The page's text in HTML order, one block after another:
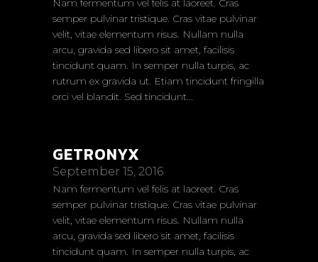
Nam fermentum vel felis at laoreet. Cras
semper pulvinar tristique. Cras vitae pulvinar
velit, vitae elementum risus. Nullam nulla
arcu, gravida sed libero sit amet, facilisis
tincidunt quam. In semper nulla turpis, ac
rutrum ex gravida ut. Etiam tincidunt fringilla
orci vel blandit. Sed tincidunt...
GETRONYX
September 15, 2016
Nam fermentum vel felis at laoreet. Cras
semper pulvinar tristique. Cras vitae pulvinar
velit, vitae elementum risus. Nullam nulla
arcu, gravida sed libero sit amet, facilisis
tincidunt quam. In semper nulla turpis, ac